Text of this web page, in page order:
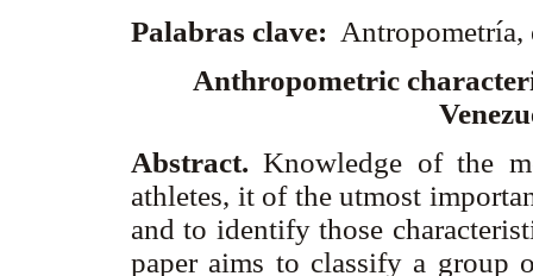
Palabras clave: Antropometría,
Anthropometric
Abstract.Knowledge of the
athletes, it of the utmost
and to identify those
paper aims to classify a group